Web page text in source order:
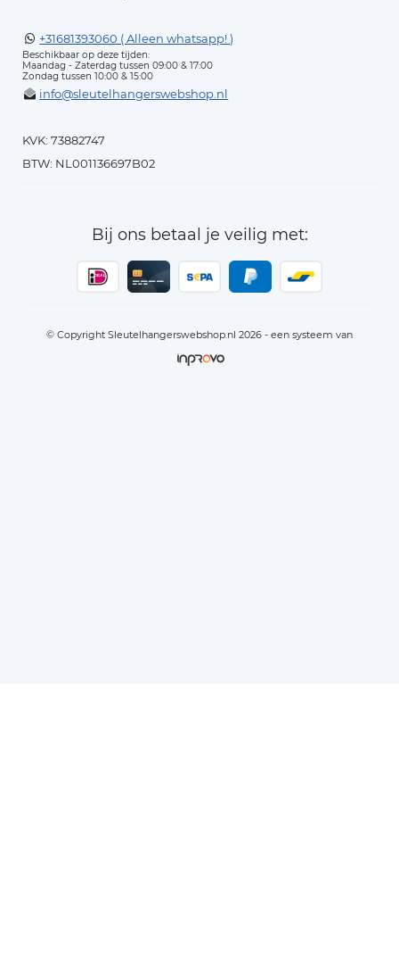
+31681393060 ( Alleen whatsapp! )
Beschikbaar op deze tijden:
Maandag - Zaterdag tussen 09:00 & 17:00
Zondag tussen 10:00 & 15:00
info@sleutelhangerswebshop.nl
KVK: 73882747
BTW: NL001136697B02
Bij ons betaal je veilig met:
© Copyright Sleutelhangerswebshop.nl 2026 - een systeem van